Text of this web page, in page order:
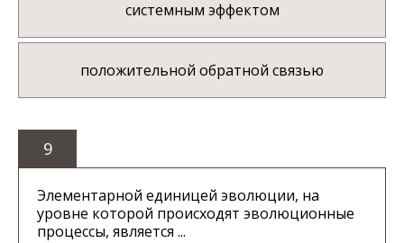
системным эффектом
положительной обратной связью
9
Элементарной единицей эволюции, на
уровне которой происходят эволюционные
процессы, является ...